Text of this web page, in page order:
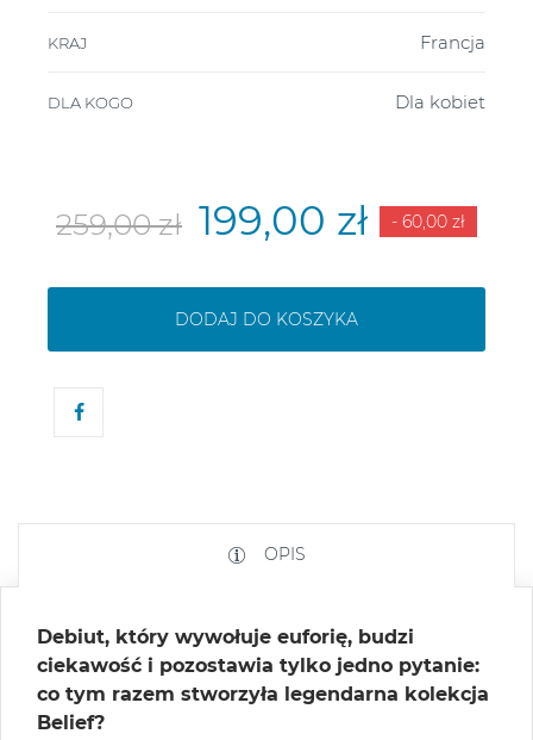
KRAJ Francja
DLA KOGO Dla kobiet
259,00 zł 199,00 zł - 60,00 zł
DODAJ DO KOSZYKA
OPIS
Debiut, który wywołuje euforię, budzi
ciekawość i pozostawia tylko jedno pytanie:
co tym razem stworzyła legendarna kolekcja
Belief?